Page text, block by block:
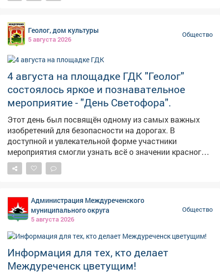
Геолог, дом культуры
5 августа 2026
Общество
4 августа на площадке ГДК "Геолог"
состоялось яркое и познавательное
мероприятие - "День Светофора".
Этот день был посвящён одному из самых важных
изобретений для безопасности на дорогах. В
доступной и увлекательной форме участники
мероприятия смогли узнать всё о значении красного,
жёлтого и зелёного цветов. Познакомиться с историей
создания первого светофора и его эволюцией до
интерактивных играх и викторинах. Праздник в ГДК
"Геолог" стал не просто развлечением, а важным
уроком в игровой форме, который напомнил всем
Такие события помогают заложить основы
ответственного поведения на дороге с самого раннего
возраста.
Администрация Междуреченского
муниципального округа
5 августа 2026
Общество
Информация для тех, кто делает
Междуреченск цветущим!